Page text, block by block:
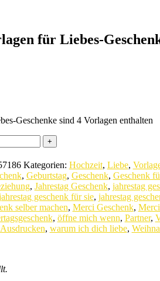
für Liebes-
Geschenke sind 4 Vorlagen enthalten
Kategorien: Hochzeit, Liebe,
, Geburtstag, Geschenk, Geschenk
, Jahrestag Geschenk, jahrestag
geschenk für sie, jahrestag
selber machen, Merci Geschenk,
, öffne mich wenn, Partner,
, warum ich dich liebe,